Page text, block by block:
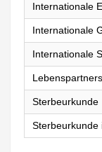
Internationale
Internationale
Internationale
Sterbeurkunde
Sterbeurkunde